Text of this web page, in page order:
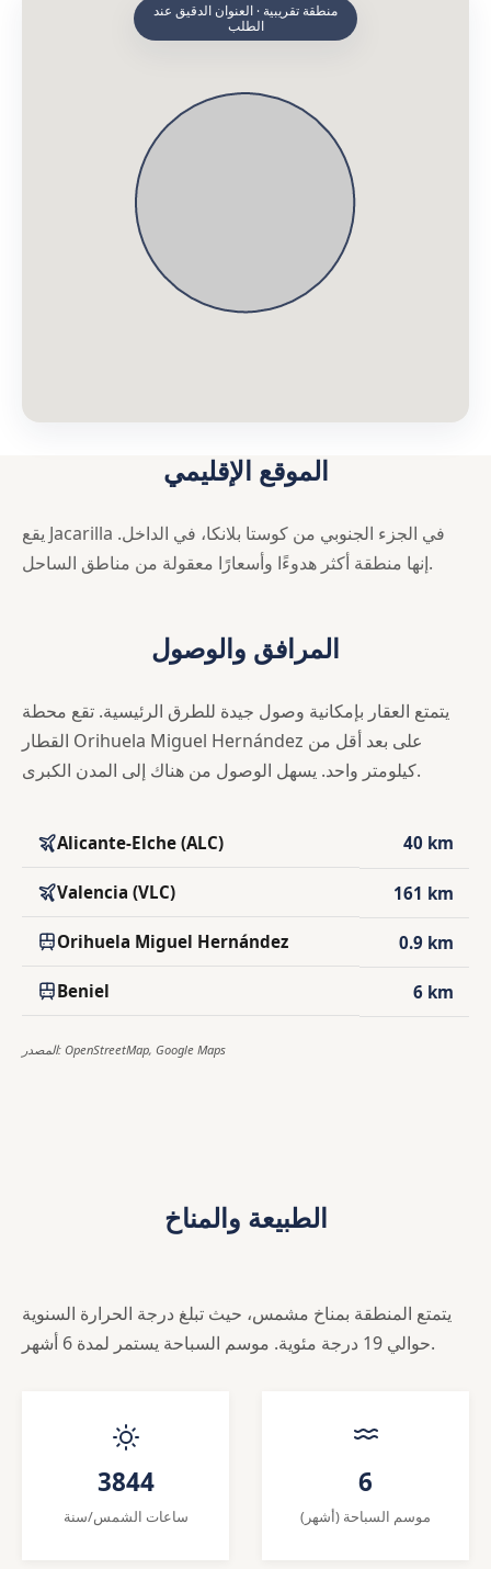
منطقة تقريبية · العنوان الدقيق عند
الطلب
الموقع الإقليمي
يقع Jacarilla في الجزء الجنوبي من كوستا بلانكا، في الداخل.
إنها منطقة أكثر هدوءًا وأسعارًا معقولة من مناطق الساحل.
المرافق والوصول
يتمتع العقار بإمكانية وصول جيدة للطرق الرئيسية. تقع محطة
القطار Orihuela Miguel Hernández على بعد أقل من
كيلومتر واحد. يسهل الوصول من هناك إلى المدن الكبرى.
Alicante-Elche (ALC) 40 km
Valencia (VLC) 161 km
Orihuela Miguel Hernández 0.9 km
Beniel 6 km
المصدر: OpenStreetMap, Google Maps
الطبيعة والمناخ
يتمتع المنطقة بمناخ مشمس، حيث تبلغ درجة الحرارة السنوية
حوالي 19 درجة مئوية. موسم السباحة يستمر لمدة 6 أشهر.
3844
ساعات الشمس/سنة
6
موسم السباحة (أشهر)